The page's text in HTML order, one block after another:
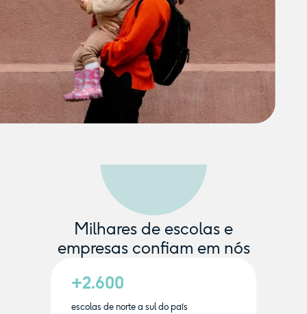
Milhares de escolas e
empresas confiam em nós
+2.600
escolas de norte a sul do país